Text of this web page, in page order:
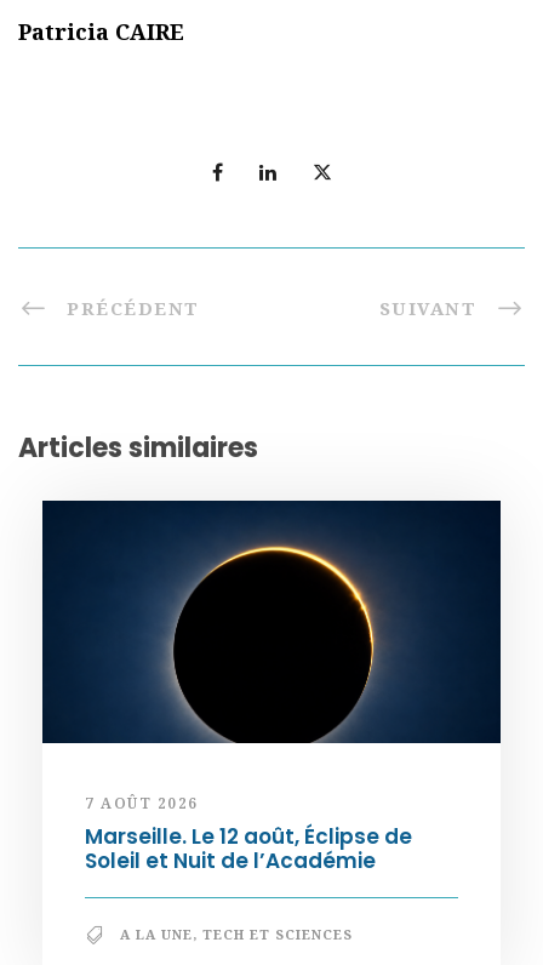
Patricia CAIRE
PRÉCÉDENT SUIVANT
Articles similaires
7 AOÛT 2026
Marseille. Le 12 août, Éclipse de
Soleil et Nuit de l’Académie
A LA UNE, TECH ET SCIENCES